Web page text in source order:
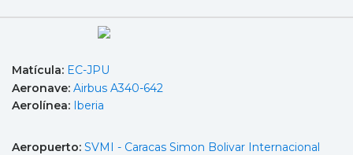
Matícula: EC-JPU
Aeronave: Airbus A340-642
Aerolínea: Iberia
Aeropuerto: SVMI - Caracas Simon Bolivar Internacional